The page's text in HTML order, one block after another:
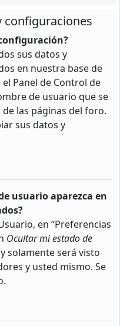
configuraciones
sus datos y
en nuestra base de
Panel de Control de
de usuario que se
las páginas del foro.
sus datos y
usuario aparezca en
en “Preferencias
Ocultar mi estado de
solamente será visto
y usted mismo. Se